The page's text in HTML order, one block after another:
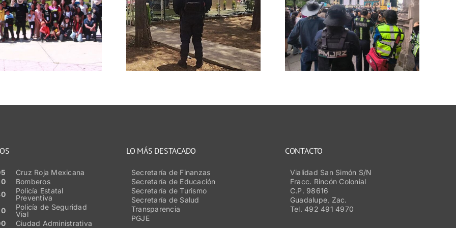
Estatal Preventiva
y corporaciones
municipales
encuentros
deportivos en
Guadalupe y Jerez
preservar la
tranquilidad
durante eventos
masivos en
municipios de
Zacatecas
Cruz Roja Mexicana
Bomberos
Policía Estatal
Preventiva
Policía de Seguridad
Vial
Ciudad Administrativa
LO MÁS DESTACADO
Secretaría de Finanzas
Secretaría de Educación
Secretaría de Turismo
Secretaría de Salud
Transparencia
PGJE
CONTACTO
Vialidad San Simón S/N
Fracc. Rincón Colonial
C.P. 98616
Guadalupe, Zac.
Tel. 492 491 4970